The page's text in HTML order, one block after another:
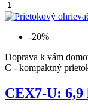
-20%
Doprava k vám
C - kompaktný
CEX7-U: 6,9